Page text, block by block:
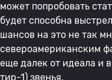
может попробовать
будет способна
шансов на это не так
североамериканским
еще далек от идеала и
тир-1) звенья.